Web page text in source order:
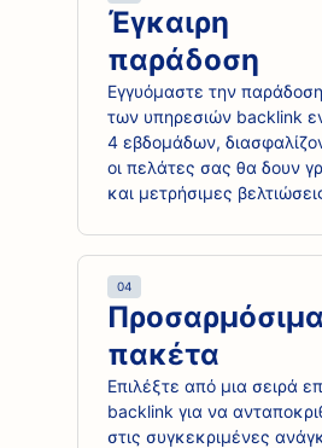
Έγκαιρη
παράδοση
Εγγυόμαστε την
των υπηρεσιών backlink
4 εβδομάδων,
οι πελάτες σας θα δουν
και μετρήσιμες
04
Προσαρμόσιμα
πακέτα
Επιλέξτε από μια σειρά
backlink για να
στις συγκεκριμένες